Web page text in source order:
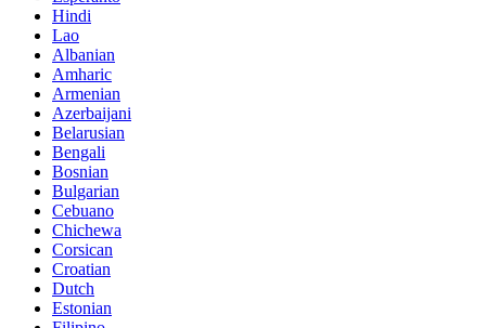
Hindi
Lao
Albanian
Amharic
Armenian
Azerbaijani
Belarusian
Bengali
Bosnian
Bulgarian
Cebuano
Chichewa
Corsican
Croatian
Dutch
Estonian